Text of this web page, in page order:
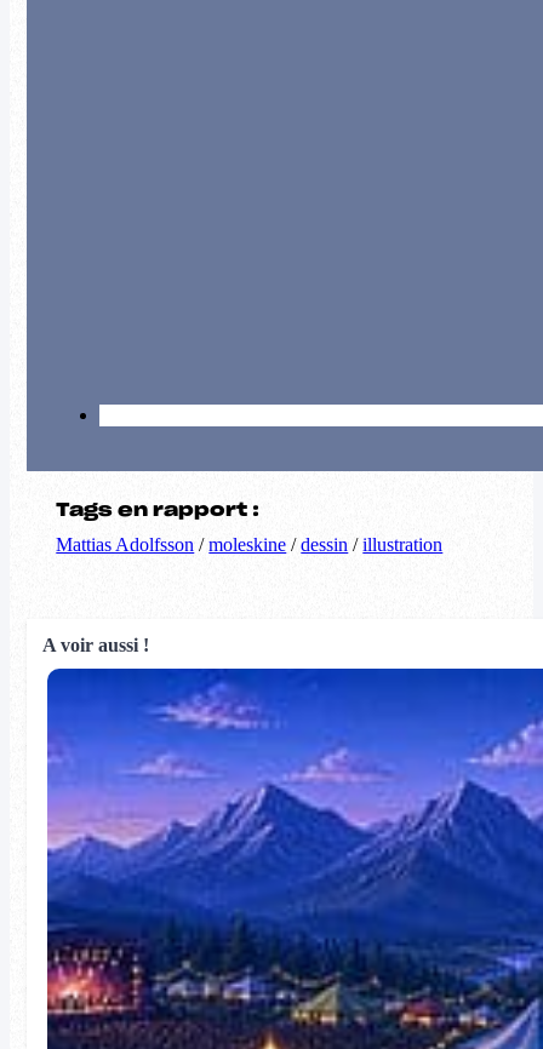
Tags en rapport :
Mattias Adolfsson /moleskine /dessin /illustration
A voir aussi !